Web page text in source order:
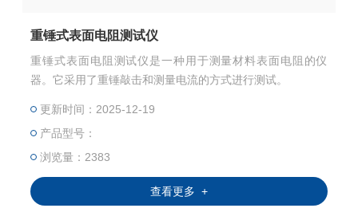
重锤式表面电阻测试仪
重锤式表面电阻测试仪是一种用于测量材料表面电阻的仪
器。它采用了重锤敲击和测量电流的方式进行测试。
更新时间：2025-12-19
产品型号：
浏览量：2383
查看更多 +